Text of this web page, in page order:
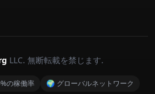
LLC. 無断転載を禁じます.
の稼働率 🌍 グローバルネットワーク